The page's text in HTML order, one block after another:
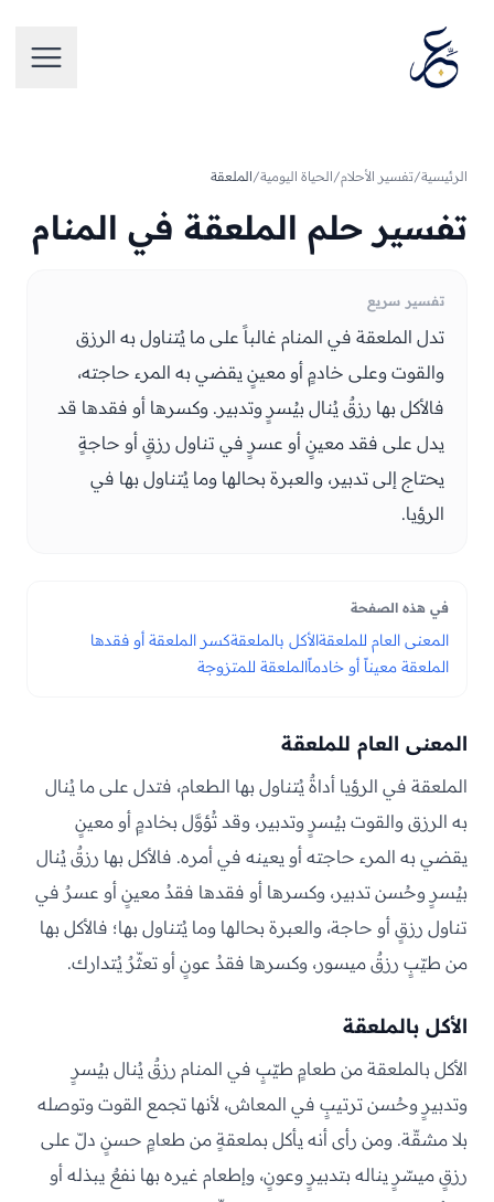
فتح
الرئيسية/تفسير الأحلام/الحياة اليومية/الملعقة
تفسير حلم الملعقة في المنام
تفسير سريع
تدل الملعقة في المنام غالباً على ما يُتناول به الرزق
والقوت وعلى خادمٍ أو معينٍ يقضي به المرء حاجته،
فالأكل بها رزقٌ يُنال بيُسرٍ وتدبير. وكسرها أو فقدها قد
يدل على فقد معينٍ أو عسرٍ في تناول رزقٍ أو حاجةٍ
يحتاج إلى تدبير، والعبرة بحالها وما يُتناول بها في
الرؤيا.
في هذه الصفحة
المعنى العام للملعقةالأكل بالملعقةكسر الملعقة أو فقدها
الملعقة معيناً أو خادماًالملعقة للمتزوجة
المعنى العام للملعقة
الملعقة في الرؤيا أداةٌ يُتناول بها الطعام، فتدل على ما يُنال
به الرزق والقوت بيُسرٍ وتدبير، وقد تُؤوَّل بخادمٍ أو معينٍ
يقضي به المرء حاجته أو يعينه في أمره. فالأكل بها رزقٌ يُنال
بيُسرٍ وحُسن تدبير، وكسرها أو فقدها فقدُ معينٍ أو عسرٌ في
تناول رزقٍ أو حاجة، والعبرة بحالها وما يُتناول بها؛ فالأكل بها
من طيّبٍ رزقٌ ميسور، وكسرها فقدُ عونٍ أو تعثّرٌ يُتدارك.
الأكل بالملعقة
الأكل بالملعقة من طعامٍ طيّبٍ في المنام رزقٌ يُنال بيُسرٍ
وتدبيرٍ وحُسن ترتيبٍ في المعاش، لأنها تجمع القوت وتوصله
بلا مشقّة. ومن رأى أنه يأكل بملعقةٍ من طعامٍ حسنٍ دلّ على
رزقٍ ميسّرٍ يناله بتدبيرٍ وعونٍ، وإطعام غيره بها نفعٌ يبذله أو